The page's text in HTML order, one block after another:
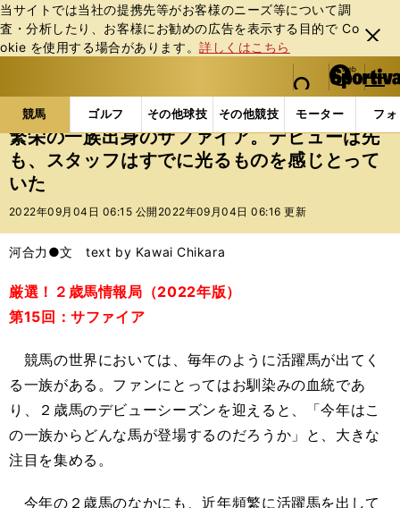
当サイトでは当社の提携先等がお客様のニーズ等について調
査・分析したり、お客様にお勧めの広告を表⽰する⽬的で Co
okie を使⽤する場合があります。詳しくはこちら
閉じ
る
web Sportiva (webスポルティーバ)
検索
マイペ
ー
ジ
メニュ
競馬 ゴルフ その他球技 その他競技 モーター フ
b
ス
ポ
ル
テ
ー
バ
競馬の記事一覧 競馬 繁栄の一族出身のサファイア
繁栄の一族出身のサファイア。デビューは先
も、スタッフはすでに光るものを感じとって
いた
2022年09月04日 06:15 公開 2022年09月04日 06:16 更新
河合力●文 text by Kawai Chikara
厳選！２歳馬情報局（2022年版）
第15回：サファイア
競馬の世界においては、毎年のように活躍馬が出てく
る一族がある。ファンにとってはお馴染みの血統であ
り、２歳馬のデビューシーズンを迎えると、「今年はこ
の一族からどんな馬が登場するのだろうか」と、大きな
注目を集める。
今年の２歳馬のなかにも、近年頻繁に活躍馬を出して